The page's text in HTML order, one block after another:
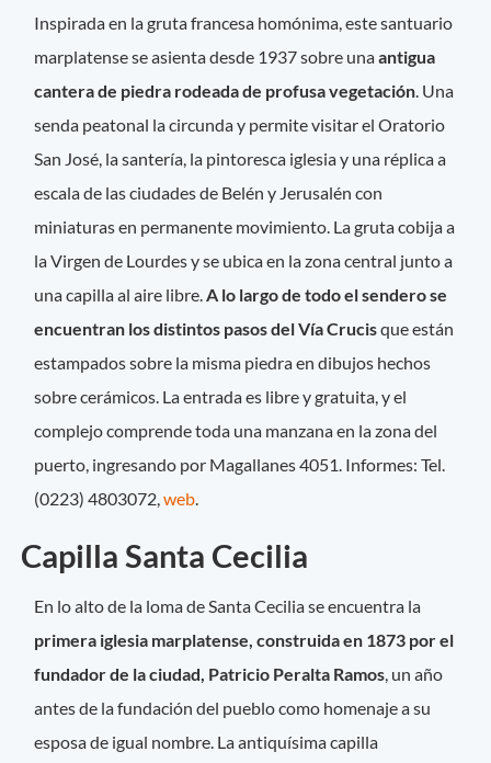
Inspirada en la gruta francesa homónima, este santuario
marplatense se asienta desde 1937 sobre unaantigua
cantera de piedra rodeada de profusa vegetación. Una
senda peatonal la circunda y permite visitar el Oratorio
San José, la santería, la pintoresca iglesia y una réplica a
escala de las ciudades de Belén y Jerusalén con
miniaturas en permanente movimiento. La gruta cobija a
la Virgen de Lourdes y se ubica en la zona central junto a
una capilla al aire libre.A lo largo de todo el sendero se
encuentran los distintos pasos del Vía Crucisque están
estampados sobre la misma piedra en dibujos hechos
sobre cerámicos. La entrada es libre y gratuita, y el
complejo comprende toda una manzana en la zona del
puerto, ingresando por Magallanes 4051. Informes: Tel.
(0223) 4803072,web.
Capilla Santa Cecilia
En lo alto de la loma de Santa Cecilia se encuentra la
primera iglesia marplatense, construida en 1873 por el
fundador de la ciudad, Patricio Peralta Ramos , un año
antes de la fundación del pueblo como homenaje a su
esposa de igual nombre. La antiquísima capilla